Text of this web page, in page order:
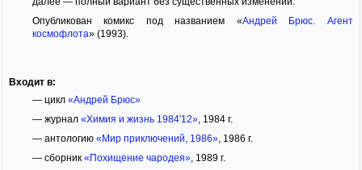
Опубликован комикс под названием «Андрей Брюс. Агент
космофлота» (1993).
Входит в:
— цикл «Андрей Брюс»
— журнал «Химия и жизнь 1984'12», 1984 г.
— антологию «Мир приключений, 1986», 1986 г.
— сборник «Похищение чародея», 1989 г.